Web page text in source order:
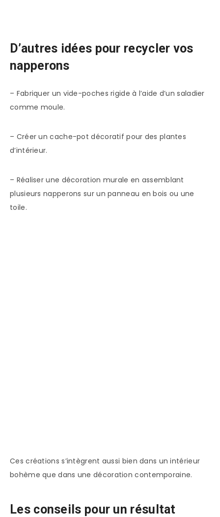
D’autres idées pour recycler vos
napperons
– Fabriquer un vide-poches rigide à l’aide d’un saladier
comme moule.
– Créer un cache-pot décoratif pour des plantes
d’intérieur.
– Réaliser une décoration murale en assemblant
plusieurs napperons sur un panneau en bois ou une
toile.
Ces créations s’intègrent aussi bien dans un intérieur
bohème que dans une décoration contemporaine.
Les conseils pour un résultat